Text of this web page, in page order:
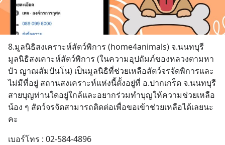
8.มูลนิธิสงเคราะห์สัตว์พิการ (home4animals) จ.นนทบุรี
มูลนิธิสงเคาะห์สัตว์พิการ (ในความอุปถัมภ์ของหลวงตามหา
บัว ญาณสัมปันโน) เป็นมูลนิธิที่ช่วยเหลือสัตว์จรจัดพิการและ
ไม่มีที่อยู่ สถานสงเคราะห์แห่งนี้ตั้งอยู่ที่ อ.ปากเกร็ด จ.นนทบุรี
สายบุญท่านใดอยู่ใกล้และอยากร่วมทำบุญให้ความช่วยเหลือ
น้อง ๆ สัตว์จรจัดสามารถติดต่อเพื่อขอเข้าช่วยเหลือได้เลยนะ
คะ
เบอร์โทร : 02-584-4896